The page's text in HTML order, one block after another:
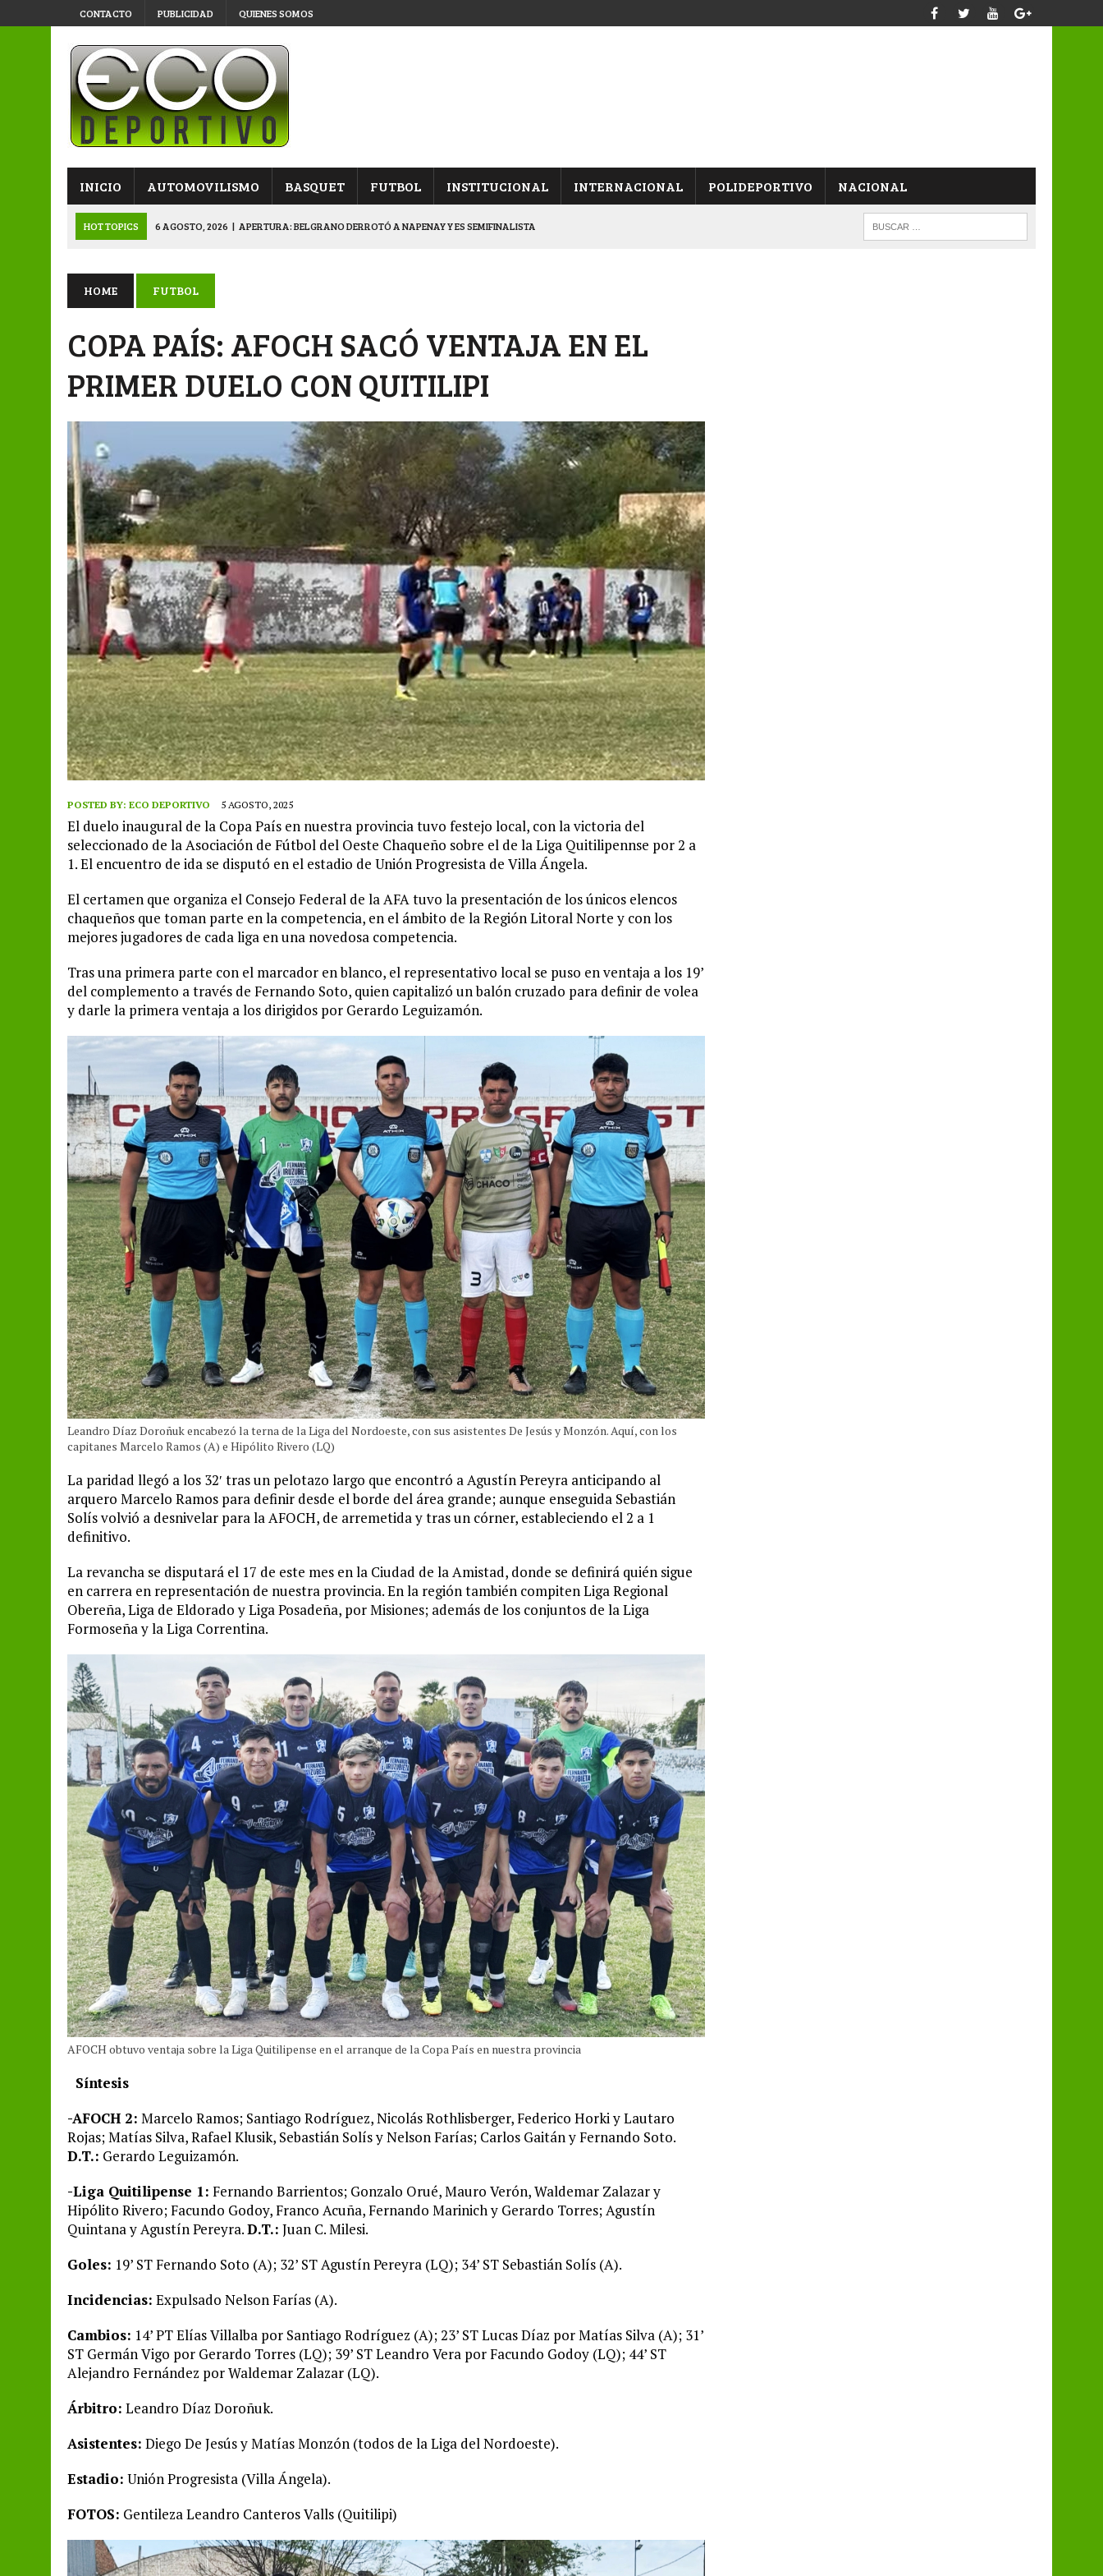
CONTACTO PUBLICIDAD QUIENES SOMOS
INICIO AUTOMOVILISMO BASQUET FUTBOL INSTITUCIONAL INTERNACIONAL POLIDEPORTIVO NACIONAL
HOT TOPICS 5 AGOSTO, 2026 | NAPENAY-BELGRANO Y SPORTIVO-MONTENEGRINA, POR EL PASE A “SEMIS”
6 AGOSTO, 2026 | PRIMERA B: SPORTIVO SE METIÓ EN SEMIFINALES TRAS GANARLE A “LA MONTE”
6 AGOSTO, 2026 | APERTURA: BELGRANO DERROTÓ A NAPENAY Y ES SEMIFINALISTA
HOME FUTBOL
COPA PAÍS: AFOCH SACÓ VENTAJA EN EL
PRIMER DUELO CON QUITILIPI
POSTED BY: ECO DEPORTIVO 5 AGOSTO, 2025
El duelo inaugural de la Copa País en nuestra provincia tuvo festejo local, con la victoria del
seleccionado de la Asociación de Fútbol del Oeste Chaqueño sobre el de la Liga Quitilipennse por 2 a
1. El encuentro de ida se disputó en el estadio de Unión Progresista de Villa Ángela.
El certamen que organiza el Consejo Federal de la AFA tuvo la presentación de los únicos elencos
chaqueños que toman parte en la competencia, en el ámbito de la Región Litoral Norte y con los
mejores jugadores de cada liga en una novedosa competencia.
Tras una primera parte con el marcador en blanco, el representativo local se puso en ventaja a los 19’
del complemento a través de Fernando Soto, quien capitalizó un balón cruzado para definir de volea
y darle la primera ventaja a los dirigidos por Gerardo Leguizamón.
Leandro Díaz Doroñuk encabezó la terna de la Liga del Nordoeste, con sus asistentes De Jesús y Monzón. Aquí, con los
capitanes Marcelo Ramos (A) e Hipólito Rivero (LQ)
La paridad llegó a los 32′ tras un pelotazo largo que encontró a Agustín Pereyra anticipando al
arquero Marcelo Ramos para definir desde el borde del área grande; aunque enseguida Sebastián
Solís volvió a desnivelar para la AFOCH, de arremetida y tras un córner, estableciendo el 2 a 1
definitivo.
La revancha se disputará el 17 de este mes en la Ciudad de la Amistad, donde se definirá quién sigue
en carrera en representación de nuestra provincia. En la región también compiten Liga Regional
Obereña, Liga de Eldorado y Liga Posadeña, por Misiones; además de los conjuntos de la Liga
Formoseña y la Liga Correntina.
AFOCH obtuvo ventaja sobre la Liga Quitilipense en el arranque de la Copa País en nuestra provincia
Síntesis
-AFOCH 2: Marcelo Ramos; Santiago Rodríguez, Nicolás Rothlisberger, Federico Horki y Lautaro
Rojas; Matías Silva, Rafael Klusik, Sebastián Solís y Nelson Farías; Carlos Gaitán y Fernando Soto.
D.T.: Gerardo Leguizamón.
-Liga Quitilipense 1: Fernando Barrientos; Gonzalo Orué, Mauro Verón, Waldemar Zalazar y
Hipólito Rivero; Facundo Godoy, Franco Acuña, Fernando Marinich y Gerardo Torres; Agustín
Quintana y Agustín Pereyra.D.T.: Juan C. Milesi.
Goles: 19’ ST Fernando Soto (A); 32’ ST Agustín Pereyra (LQ); 34’ ST Sebastián Solís (A).
Incidencias: Expulsado Nelson Farías (A).
Cambios: 14’ PT Elías Villalba por Santiago Rodríguez (A); 23’ ST Lucas Díaz por Matías Silva (A); 31’
ST Germán Vigo por Gerardo Torres (LQ); 39’ ST Leandro Vera por Facundo Godoy (LQ); 44’ ST
Alejandro Fernández por Waldemar Zalazar (LQ).
Árbitro: Leandro Díaz Doroñuk.
Asistentes: Diego De Jesús y Matías Monzón (todos de la Liga del Nordoeste).
Estadio: Unión Progresista (Villa Ángela).
FOTOS: Gentileza Leandro Canteros Valls (Quitilipi)